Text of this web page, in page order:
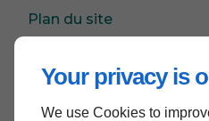
Your privacy is
We use Cookies to
Plan du site